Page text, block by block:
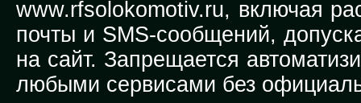
www.rfsolokomotiv.ru, включая
почты и SMS-сообщений,
на сайт. Запрещается
любыми сервисами без